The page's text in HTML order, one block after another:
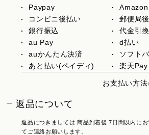
Paypay
コンビニ後払い
郵便局
銀行振込
代金引換
au Pay
d払い
auかんたん決済
ソフト
あと払い(ペイディ)
楽天Pay
お支払い方
返品について
返品につきましては 商品到着後 7日間以内に
てご連絡お願いします。